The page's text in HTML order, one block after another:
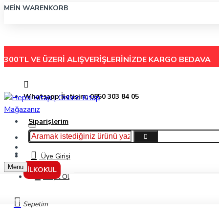
MEIN WARENKORB
300TL VE ÜZERİ ALIŞVERİŞLERİNİZDE KARGO BEDAVA
Whatsapp İletişim: 0850 303 84 05
Siparişlerim
Hakkımızda
İletişimÜye Girişi
Kayıt Ol
Sepetim
İLKOKUL
Menu
Harf Evde Okulda Değerler Eğitimi Aile Kitabı - Semiha Önder / Büşra Yüksel -